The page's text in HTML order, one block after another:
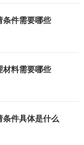
条件需要哪些
材料需要哪些
条件具体是什么